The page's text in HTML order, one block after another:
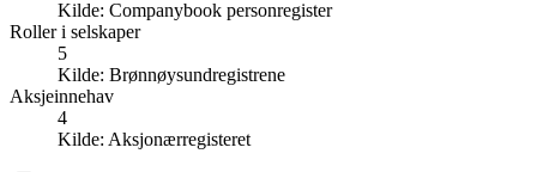
Kilde: Companybook personregister
Roller i selskaper
5
Kilde: Brønnøysundregistrene
Aksjeinnehav
4
Kilde: Aksjonærregisteret